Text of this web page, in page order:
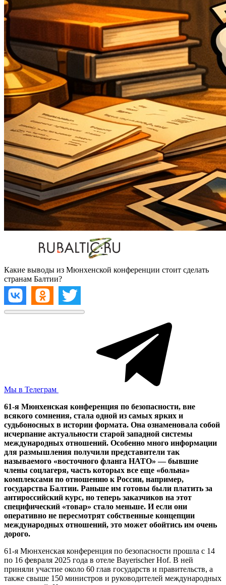
Какие выводы из Мюнхенской конференции стоит сделать
странам Балтии?
Мы в Телеграм
61-я Мюнхенская конференция по безопасности, вне
всякого сомнения, стала одной из самых ярких и
судьбоносных в истории формата. Она ознаменовала собой
исчерпание актуальности старой западной системы
международных отношений. Особенно много информации
для размышления получили представители так
называемого «восточного фланга НАТО» — бывшие
члены соцлагеря, часть которых все еще «больна»
комплексами по отношению к России, например,
государства Балтии. Раньше им готовы были платить за
антироссийский курс, но теперь заказчиков на этот
специфический «товар» стало меньше. И если они
оперативно не пересмотрят собственные концепции
международных отношений, это может обойтись им очень
дорого.
61-я Мюнхенская конференция по безопасности прошла с 14
по 16 февраля 2025 года в отеле Bayerischer Hof. В ней
приняли участие около 60 глав государств и правительств, а
также свыше 150 министров и руководителей международных